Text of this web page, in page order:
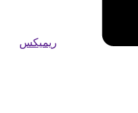
ریمیکس